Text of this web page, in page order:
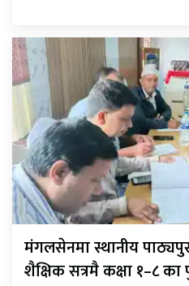
मंगलसेनमा स्थानीय
शैक्षिक सत्रमै कक्षा १–८